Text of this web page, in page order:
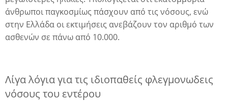
άνθρωποι παγκοσμίως πάσχουν από τις νόσους, ενώ
στην Ελλάδα οι εκτιμήσεις ανεβάζουν τον αριθμό των
ασθενών σε πάνω από 10.000.
Λίγα λόγια για τις ιδιοπαθείς φλεγμονωδεις
νόσους του εντέρου